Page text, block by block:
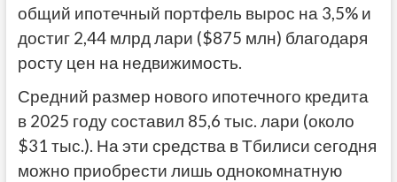
общий ипотечный портфель вырос на 3,5% и
достиг 2,44 млрд лари ($875 млн) благодаря
росту цен на недвижимость.
Средний размер нового ипотечного кредита
в 2025 году составил 85,6 тыс. лари (около
$31 тыс.). На эти средства в Тбилиси сегодня
можно приобрести лишь однокомнатную